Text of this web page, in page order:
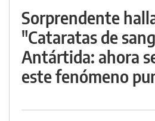
Sorprendente
"Cataratas de
Antártida: ahora
este fenómeno